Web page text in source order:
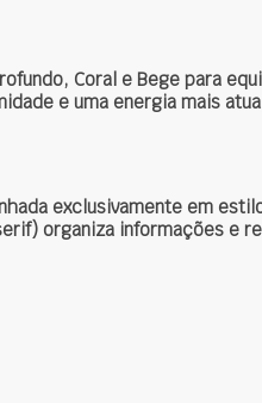
Coral e Bege para
e uma energia mais
exclusivamente em
organiza informações e